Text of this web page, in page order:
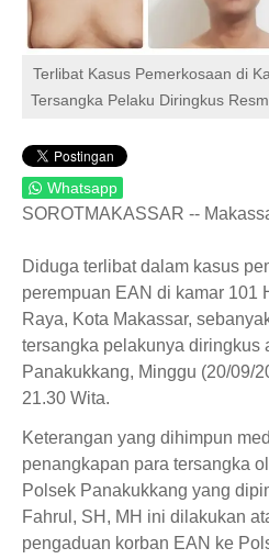
Terlibat Kasus Pemerkosaan di
Tersangka Pelaku Diringkus
Whatsapp
SOROTMAKASSAR --
Diduga terlibat dalam kasus
perempuan EAN di kamar 101
Raya, Kota Makassar,
tersangka pelakunya diringkus
Panakukkang, Minggu (20/09/
21.30 Wita.
Keterangan yang dihimpun
penangkapan para tersangka
Polsek Panakukkang yang
Fahrul, SH, MH ini dilakukan
pengaduan korban EAN ke